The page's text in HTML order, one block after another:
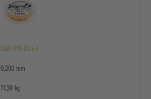
SUN-015-001-7
0,260 mm
11,30 kg